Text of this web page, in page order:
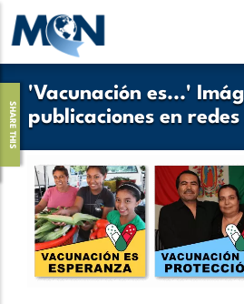
Pasar
contenido
principal'Vacunación es...'
publicaciones en redes
SHARE THIS